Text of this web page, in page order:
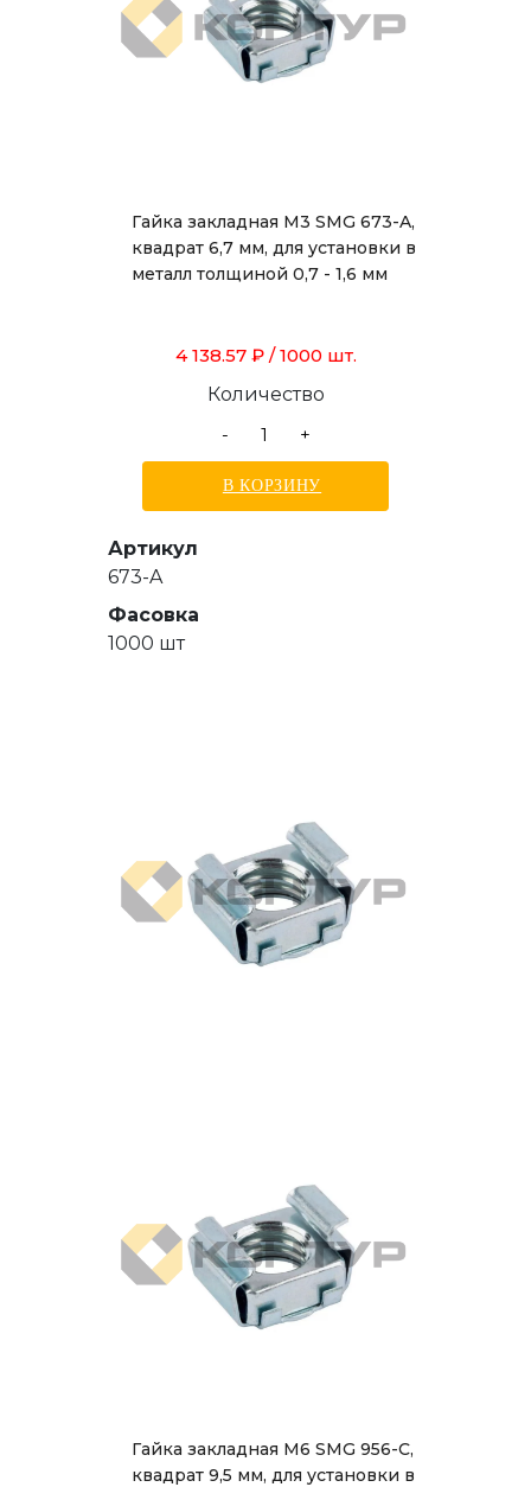
Гайка закладная М3 SMG 673-A,
квадрат 6,7 мм, для установки в
металл толщиной 0,7 - 1,6 мм
4 138.57 ₽ / 1000 шт.
Количество
-
+
В КОРЗИНУ
Артикул
673-A
Фасовка
1000 шт
Гайка закладная М6 SMG 956-C,
квадрат 9,5 мм, для установки в